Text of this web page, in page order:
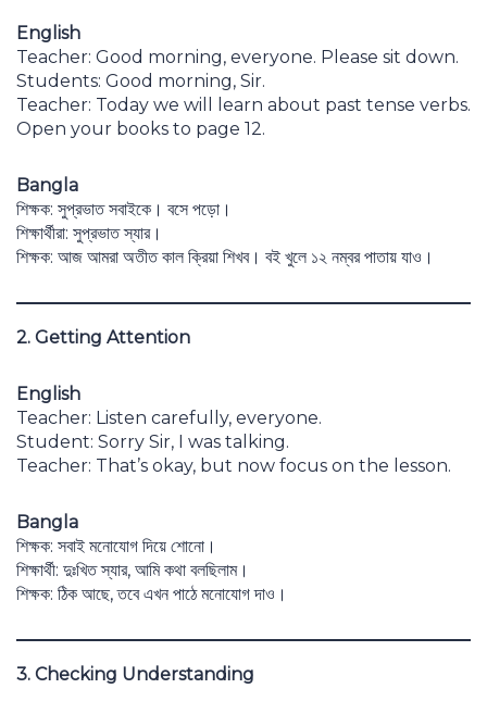
English
Teacher: Good morning, everyone. Please sit down.
Students: Good morning, Sir.
Teacher: Today we will learn about past tense verbs.
Open your books to page 12.
Bangla
শিক্ষক: সুপ্রভাত সবাইকে। বসে পড়ো।
শিক্ষার্থীরা: সুপ্রভাত স্যার।
শিক্ষক: আজ আমরা অতীত কাল ক্রিয়া শিখব। বই খুলে ১২ নম্বর পাতায় যাও।
2. Getting Attention
English
Teacher: Listen carefully, everyone.
Student: Sorry Sir, I was talking.
Teacher: That’s okay, but now focus on the lesson.
Bangla
শিক্ষক: সবাই মনোযোগ দিয়ে শোনো।
শিক্ষার্থী: দুঃখিত স্যার, আমি কথা বলছিলাম।
শিক্ষক: ঠিক আছে, তবে এখন পাঠে মনোযোগ দাও।
3. Checking Understanding